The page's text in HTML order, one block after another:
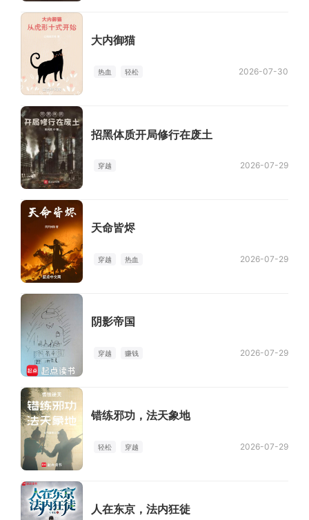
大内御猫
热血 轻松 2026-07-30
招黑体质开局修行在废土
穿越 2026-07-29
天命皆烬
穿越 热血 2026-07-29
阴影帝国
穿越 赚钱 2026-07-29
错练邪功，法天象地
轻松 穿越 2026-07-29
人在东京，法内狂徒